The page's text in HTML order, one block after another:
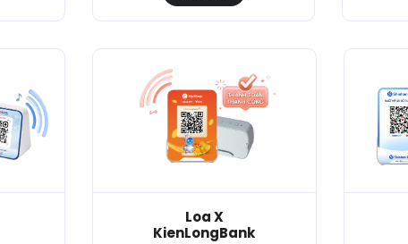
Loa X
KienLongBank